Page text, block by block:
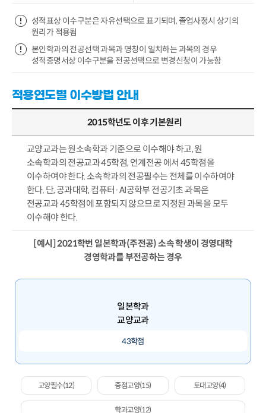
성적표상 이수구분은 자유선택으로 표기되며, 졸업사정시 상기의
원리가 적용됨
본인학과의 전공선택 과목과 명칭이 일치하는 과목의 경우
성적증명서상 이수구분을 전공선택으로 변경신청이 가능함
적용연도별 이수방법 안내
2015학년도 이후 기본원리
교양교과는 원소속학과 기준으로 이수해야 하고, 원
소속학과의 전공교과 45학점, 연계전공 에서 45학점을
이수하여야 한다. 소속학과의 전공필수는 전체를 이수하여야
한다. 단, 공과대학, 컴퓨터·AI공학부 전공기초 과목은
전공교과 45학점에 포함되지 않으므로 지정된 과목을 모두
이수해야 한다.
[예시] 2021학번 일본학과(주전공) 소속 학생이 경영대학
경영학과를 부전공하는 경우
일본학과
교양교과
43학점
교양필수(12) 중점교양(15) 토대교양(4)
학과교양(12)